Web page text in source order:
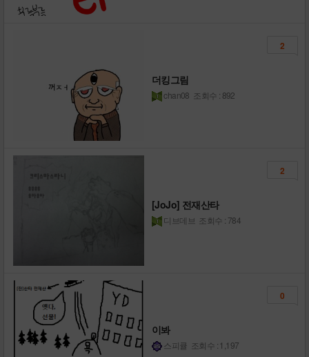
더킹그림
chan08 조회수 : 892
2
[JoJo] 전재산타
디브데브 조회수 : 784
2
이봐
스피큘 조회수 : 1,197
0